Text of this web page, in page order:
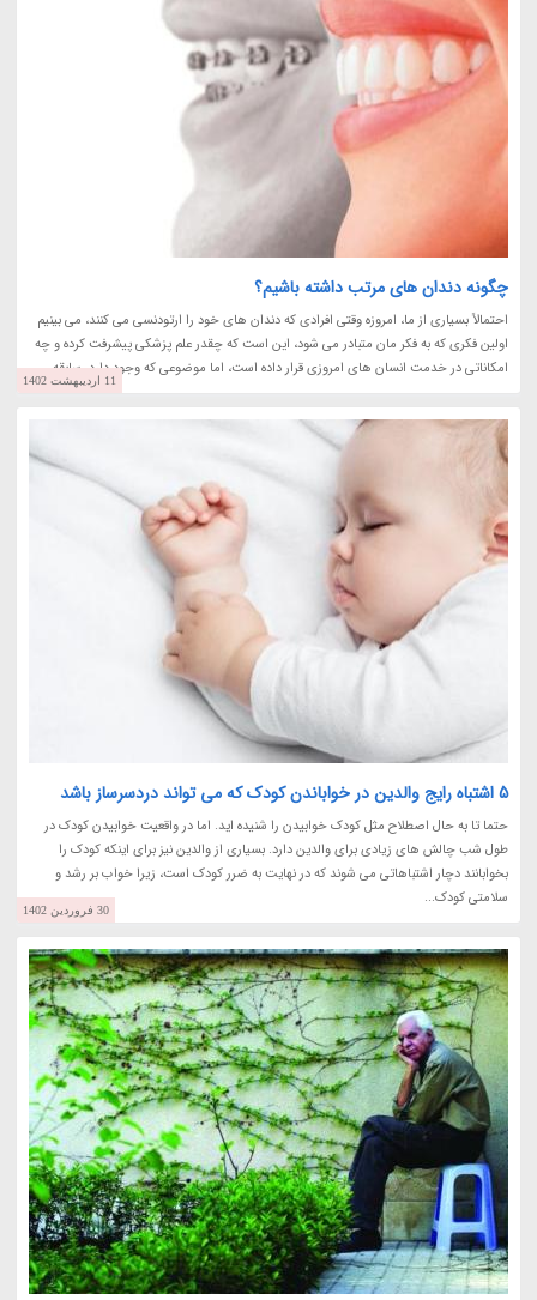
چگونه دندان های مرتب داشته باشیم؟
احتمالاً بسیاری از ما، امروزه وقتی افرادی که دندان های خود را ارتودنسی می کنند، می بینیم
اولین فکری که به فکر مان متبادر می شود، این است که چقدر علم پزشکی پیشرفت کرده و چه
امکاناتی در خدمت انسان های امروزی قرار داده است، اما موضوعی که وجود دارد، سابقه...
11 اردیبهشت 1402
5 اشتباه رایج والدین در خواباندن کودک که می تواند دردسرساز باشد
حتما تا به حال اصطلاح مثل کودک خوابیدن را شنیده اید. اما در واقعیت خوابیدن کودک در
طول شب چالش های زیادی برای والدین دارد. بسیاری از والدین نیز برای اینکه کودک را
بخوابانند دچار اشتباهاتی می شوند که در نهایت به ضرر کودک است، زیرا خواب بر رشد و
سلامتی کودک...
30 فروردین 1402